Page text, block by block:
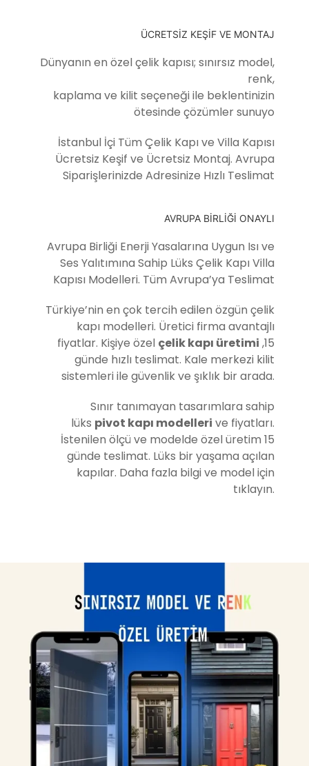
ÜCRETSİZ KEŞİF VE MONTAJ
Dünyanın en özel çelik kapısı; sınırsız model,
renk,
kaplama ve kilit seçeneği ile beklentinizin
ötesinde çözümler sunuyo
İstanbul İçi Tüm Çelik Kapı ve Villa Kapısı
Ücretsiz Keşif ve Ücretsiz Montaj. Avrupa
Siparişlerinizde Adresinize Hızlı Teslimat
AVRUPA BİRLİĞİ ONAYLI
Avrupa Birliği Enerji Yasalarına Uygun Isı ve
Ses Yalıtımına Sahip Lüks Çelik Kapı Villa
Kapısı Modelleri. Tüm Avrupa’ya Teslimat
Türkiye’nin en çok tercih edilen özgün çelik
kapı modelleri. Üretici firma avantajlı
fiyatlar. Kişiye özel çelik kapı üretimi ,15
günde hızlı teslimat. Kale merkezi kilit
sistemleri ile güvenlik ve şıklık bir arada.
Sınır tanımayan tasarımlara sahip
lüks pivot kapı modelleri ve fiyatları.
İstenilen ölçü ve modelde özel üretim 15
günde teslimat. Lüks bir yaşama açılan
kapılar. Daha fazla bilgi ve model için
tıklayın.